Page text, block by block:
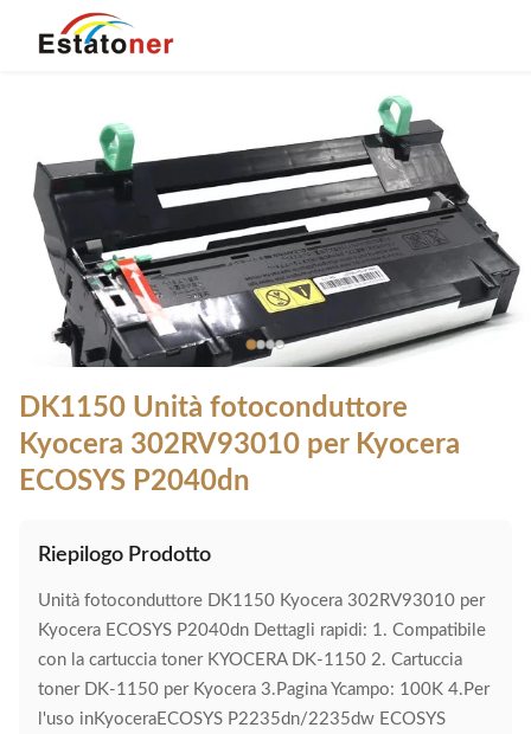
DK1150 Unità fotoconduttore
Kyocera 302RV93010 per Kyocera
ECOSYS P2040dn
Riepilogo Prodotto
Unità fotoconduttore DK1150 Kyocera 302RV93010 per
Kyocera ECOSYS P2040dn Dettagli rapidi: 1. Compatibile
con la cartuccia toner KYOCERA DK-1150 2. Cartuccia
toner DK-1150 per Kyocera 3.Pagina Ycampo: 100K 4.Per
l'uso inKyoceraECOSYS P2235dn/2235dw ECOSYS